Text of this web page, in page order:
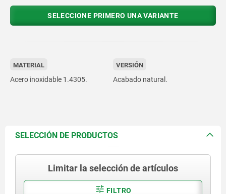
SELECCIONE PRIMERO UNA VARIANTE
MATERIAL
Acero inoxidable 1.4305.
VERSIÓN
Acabado natural.
SELECCIÓN DE PRODUCTOS
Limitar la selección de artículos
FILTRO